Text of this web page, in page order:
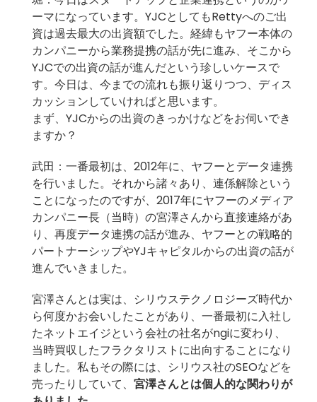
ーマになっています。YJCとしてもRettyへのご出
資は過去最大の出資額でした。経緯もヤフー本体の
カンパニーから業務提携の話が先に進み、そこから
YJCでの出資の話が進んだという珍しいケースで
す。今日は、今までの流れも振り返りつつ、ディス
カッションしていければと思います。
まず、YJCからの出資のきっかけなどをお伺いでき
ますか？
武田： 一番最初は、2012年に、ヤフーとデータ連携
を行いました。 それから諸々あり、連係解除という
ことになったのですが、2017年にヤフーのメディア
カンパニー長（当時）の宮澤さんから直接連絡があ
り、再度データ連携の話が進み、 ヤフーとの戦略的
パートナーシップやYJキャピタルからの出資の話が
進んでいきました。
宮澤さんとは実は、シリウステクノロジーズ時代か
ら何度かお会いしたことがあり、一番最初に入社し
たネットエイジという会社の社名がngiに変わり、
当時買収したフラクタリストに出向することになり
ました。私もその際には、シリウス社のSEOなどを
売ったりしていて、 宮澤さんとは個人的な関わりが